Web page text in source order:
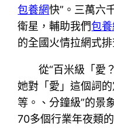
包養網快”。三萬六
衛星，輔助我們包
的全國火情拉網式排
從“百米級「愛
她對「愛」這個詞
等。、分鐘級”的景
70多個行業年夜類